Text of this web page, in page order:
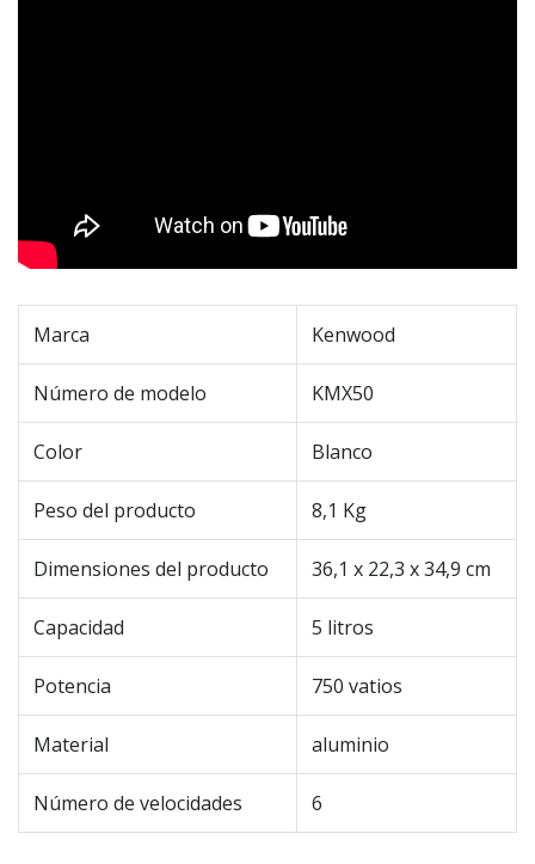
Marca Kenwood
Número de modelo KMX50
Color Blanco
Peso del producto 8,1 Kg
Dimensiones del producto 36,1 x 22,3 x 34,9 cm
Capacidad 5 litros
Potencia 750 vatios
Material aluminio
Número de velocidades 6